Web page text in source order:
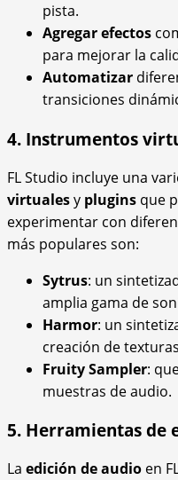
pista.
Agregar efectos
para mejorar la
Automatizar
transiciones
4. Instrumentos
FL Studio incluye una
virtualesy plugins que
experimentar con
más populares son:
Sytrus: un
amplia gama de
Harmor: un
creación de
Fruity Sampler:
muestras de audio.
5. Herramientas de
La edición de audio en